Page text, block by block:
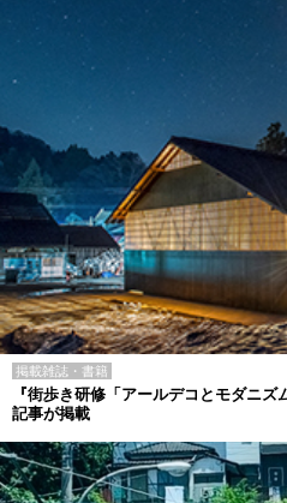
掲載雑誌・書籍
『街歩き研修「アールデコとモダニ
記事が掲載